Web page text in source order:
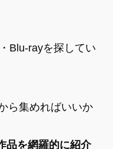
Blu-rayを探してい
ら集めればいいか
品を網羅的に紹介